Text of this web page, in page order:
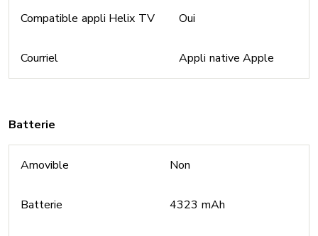
Compatible appli Helix TV Oui
Courriel Appli native Apple
Batterie
Amovible Non
Batterie 4323 mAh